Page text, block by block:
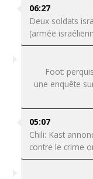
06:27
Deux soldats
(armée
Foot:
une enquête
05:07
Chili: Kast
contre le crime